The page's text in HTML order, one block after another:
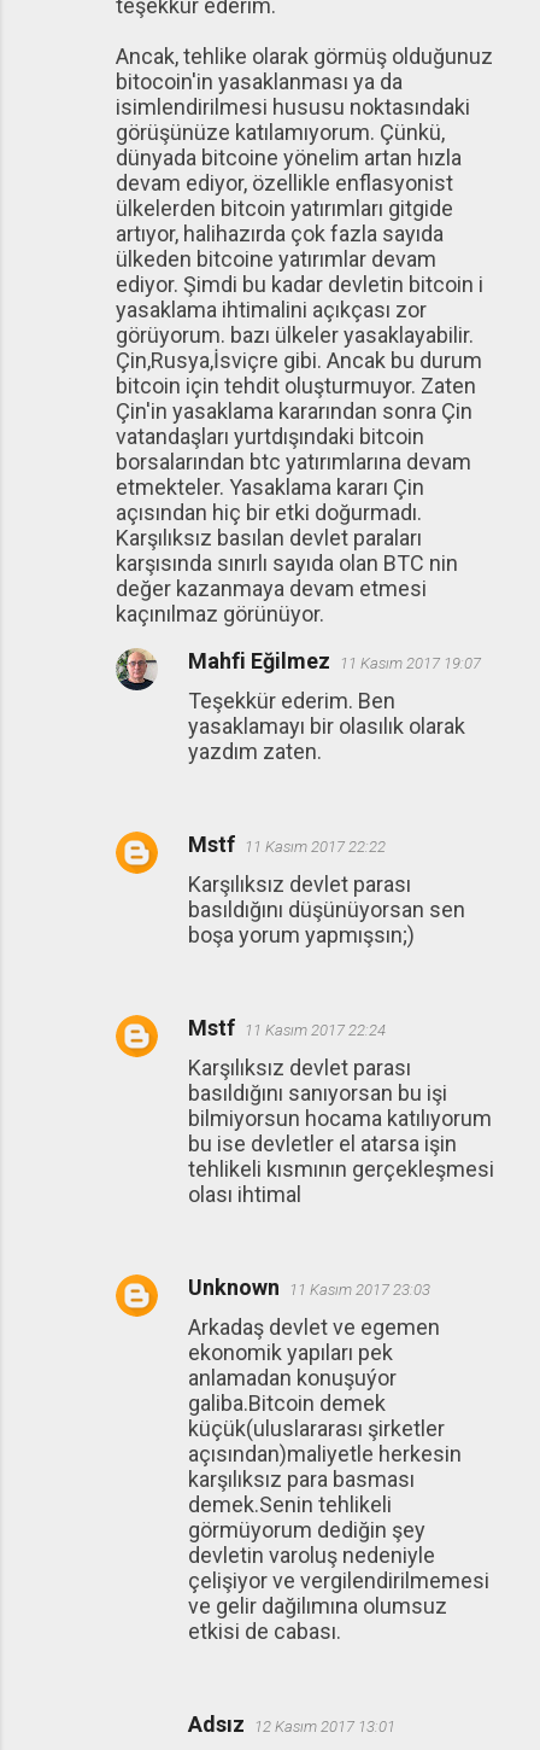
teşekkür ederim.
Ancak, tehlike olarak görmüş olduğunuz
bitocoin'in yasaklanması ya da
isimlendirilmesi hususu noktasındaki
görüşünüze katılamıyorum. Çünkü,
dünyada bitcoine yönelim artan hızla
devam ediyor, özellikle enflasyonist
ülkelerden bitcoin yatırımları gitgide
artıyor, halihazırda çok fazla sayıda
ülkeden bitcoine yatırımlar devam
ediyor. Şimdi bu kadar devletin bitcoin i
yasaklama ihtimalini açıkçası zor
görüyorum. bazı ülkeler yasaklayabilir.
Çin,Rusya,İsviçre gibi. Ancak bu durum
bitcoin için tehdit oluşturmuyor. Zaten
Çin'in yasaklama kararından sonra Çin
vatandaşları yurtdışındaki bitcoin
borsalarından btc yatırımlarına devam
etmekteler. Yasaklama kararı Çin
açısından hiç bir etki doğurmadı.
Karşılıksız basılan devlet paraları
karşısında sınırlı sayıda olan BTC nin
değer kazanmaya devam etmesi
kaçınılmaz görünüyor.
Mahfi Eğilmez 11 Kasım 2017 19:07
Teşekkür ederim. Ben
yasaklamayı bir olasılık olarak
yazdım zaten.
Mstf 11 Kasım 2017 22:22
Karşılıksız devlet parası
basıldığını düşünüyorsan sen
boşa yorum yapmışsın;)
Mstf 11 Kasım 2017 22:24
Karşılıksız devlet parası
basıldığını sanıyorsan bu işi
bilmiyorsun hocama katılıyorum
bu ise devletler el atarsa işin
tehlikeli kısmının gerçekleşmesi
olası ihtimal
Unknown 11 Kasım 2017 23:03
Arkadaş devlet ve egemen
ekonomik yapıları pek
anlamadan konuşuýor
galiba.Bitcoin demek
küçük(uluslararası şirketler
açısından)maliyetle herkesin
karşılıksız para basması
demek.Senin tehlikeli
görmüyorum dediğin şey
devletin varoluş nedeniyle
çelişiyor ve vergilendirilmemesi
ve gelir dağilımına olumsuz
etkisi de cabası.
Adsız 12 Kasım 2017 13:01